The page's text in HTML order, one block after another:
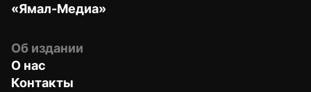
«Ямал-Медиа»
Об издании
О нас
Контакты